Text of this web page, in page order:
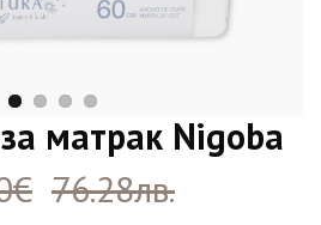
матрак Nigoba
76.28лв.